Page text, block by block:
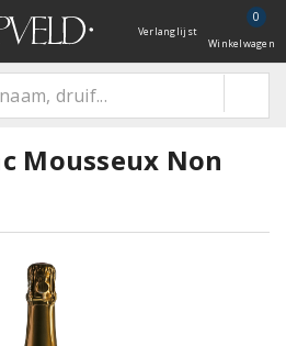
Verlanglijst
0
Winkelwagen
Mousseux Non